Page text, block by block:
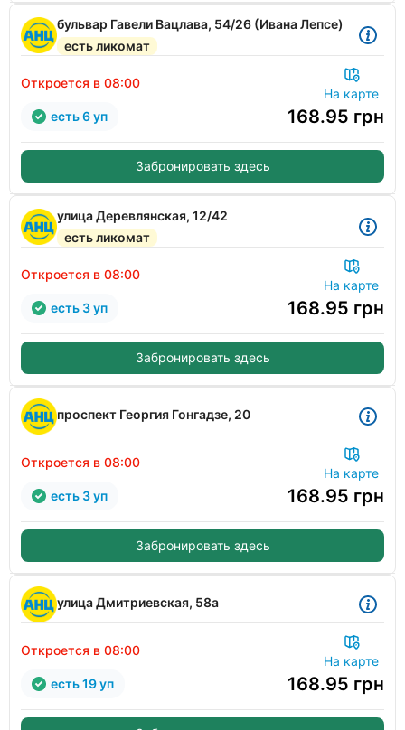
бульвар Гавели Вацлава, 54/26 (Ивана Лепсе)
есть ликомат
Откроется в 08:00
На карте
168.95 грн
есть 6 уп
Забронировать здесь
улица Деревлянская, 12/42
есть ликомат
Откроется в 08:00
На карте
168.95 грн
есть 3 уп
Забронировать здесь
проспект Георгия Гонгадзе, 20
Откроется в 08:00
На карте
168.95 грн
есть 3 уп
Забронировать здесь
улица Дмитриевская, 58а
Откроется в 08:00
На карте
168.95 грн
есть 19 уп